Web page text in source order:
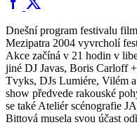
Dnešní program festivalu
Mezipatra 2004 vyvrcholí
Akce začíná v 21 hodin v
jiné DJ Javas, Boris Carloff
Tvyks, DJs Lumiére, Vilém
show předvede rakouské
se také Ateliér scénografie
Bittová musela svou účast